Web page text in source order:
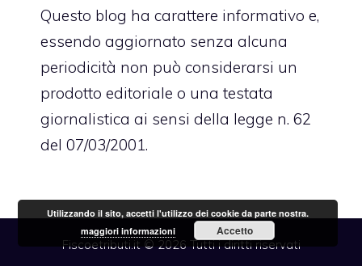
Questo blog ha carattere informativo e,
essendo aggiornato senza alcuna
periodicità non può considerarsi un
prodotto editoriale o una testata
giornalistica ai sensi della legge n. 62
del 07/03/2001.
Fiscoetributi.it © 2026 Tutti i diritti riservati
Utilizzando il sito, accetti l'utilizzo dei cookie da parte nostra.
maggiori informazioni
Accetto